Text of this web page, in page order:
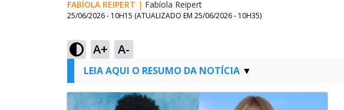
FABÍOLA REIPERT | Fabíola Reipert
25/06/2026 - 10H15 (ATUALIZADO EM 25/06/2026 - 10H35)
A+ A-
LEIA AQUI O RESUMO DA NOTÍCIA